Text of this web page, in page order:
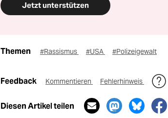
Jetzt unterstützen
Themen #Rassismus #USA #Polizeigewalt
Feedback Kommentieren Fehlerhinweis
Diesen Artikel teilen